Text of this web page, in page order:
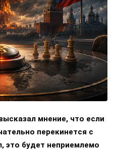
мнение, что если
перекинется с
это будет неприемлемо